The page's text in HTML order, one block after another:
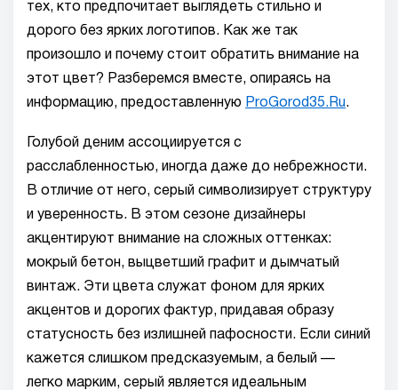
тех, кто предпочитает выглядеть стильно и
дорого без ярких логотипов. Как же так
произошло и почему стоит обратить внимание на
этот цвет? Разберемся вместе, опираясь на
информацию, предоставленную ProGorod35.Ru .
Голубой деним ассоциируется с
расслабленностью, иногда даже до небрежности.
В отличие от него, серый символизирует структуру
и уверенность. В этом сезоне дизайнеры
акцентируют внимание на сложных оттенках:
мокрый бетон, выцветший графит и дымчатый
винтаж. Эти цвета служат фоном для ярких
акцентов и дорогих фактур, придавая образу
статусность без излишней пафосности. Если синий
кажется слишком предсказуемым, а белый —
легко марким, серый является идеальным